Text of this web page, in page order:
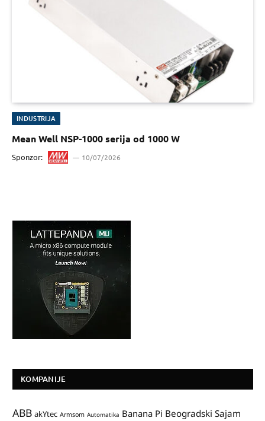
INDUSTRIJA
Mean Well NSP-1000 serija od 1000 W
Sponzor: 10/07/2026
KOMPANIJE
ABB akYtec Armsom Automatika Banana Pi Beogradski Sajam